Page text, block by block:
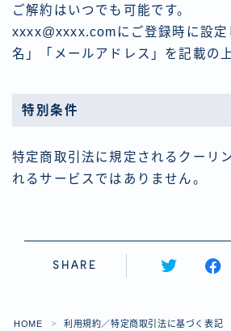
ご解約はいつでも可能です。
xxxx@xxxx.comにご登録時に設定
名」「メールアドレス」を記載の
特別条件
特定商取引法に規定されるクーリ
れるサービスではありません。
SHARE
HOME ＞ 利用規約／特定商取引法に基づく表記